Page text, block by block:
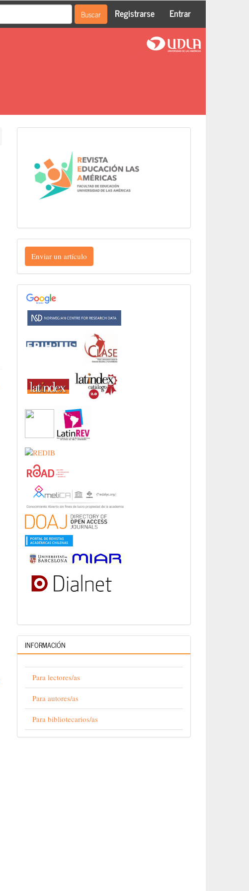
Registrarse Entrar
Buscar
Enviar
un
artículo
Enviar un artículo
INDEXACIONES
INFORMACIÓN
Para lectores/as
Para autores/as
Para bibliotecarios/as